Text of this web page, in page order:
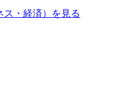
ス・経済）を見る